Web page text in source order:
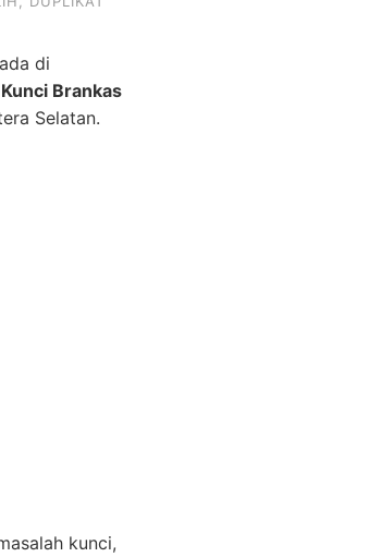
di
Brankas
Selatan.
kunci,